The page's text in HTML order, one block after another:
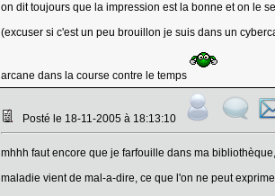
on dit toujours que la impression est la bonne et on le
(excuser si c'est un peu brouillon je suis dans un
arcane dans la course contre le temps
Posté le 18-11-2005 à 18:13:10
mhhh faut encore que je farfouille dans ma
maladie vient de mal-a-dire, ce que l'on ne peut